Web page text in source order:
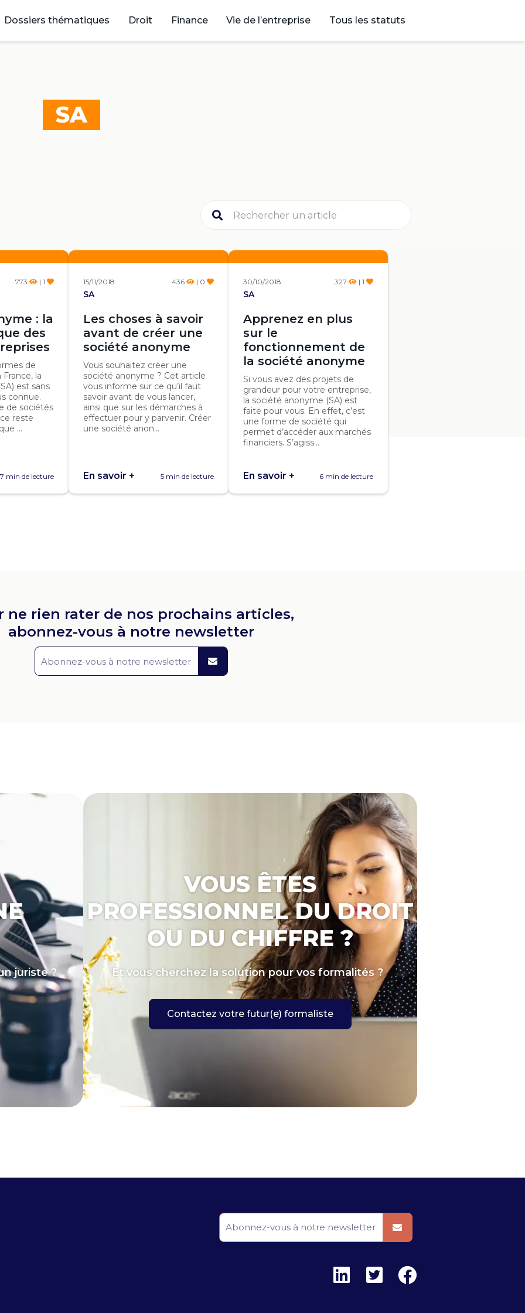
Dossiers thématiques Droit Finance Vie de l’entreprise Tous les statuts
SA
773 | 1
: la
des
de
la
est sans
connue.
de sociétés
reste
...
7 min de lecture
15/11/2018 436 | 0
SA
Les choses à savoir
avant de créer une
société anonyme
Vous souhaitez créer une
société anonyme ? Cet article
vous informe sur ce qu’il faut
savoir avant de vous lancer,
ainsi que sur les démarches à
effectuer pour y parvenir. Créer
une société anon...
En savoir + 5 min de lecture
30/10/2018 327 | 1
SA
Apprenez en plus
sur le
fonctionnement de
la société anonyme
Si vous avez des projets de
grandeur pour votre entreprise,
la société anonyme (SA) est
faite pour vous. En effet, c’est
une forme de société qui
permet d’accéder aux marchés
financiers. S’agiss...
En savoir + 6 min de lecture
ne rien rater de nos prochains articles,
abonnez-vous à notre newsletter
juriste ?
VOUS ÊTES
PROFESSIONNEL DU DROIT
OU DU CHIFFRE ?
Et vous cherchez la solution pour vos formalités ?
Contactez votre futur(e) formaliste